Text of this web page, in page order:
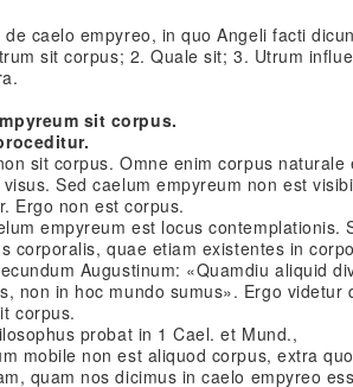
caelo empyreo, in quo Angeli facti
sit corpus; 2. Quale sit; 3. Utrum
sit corpus.
sit corpus. Omne enim corpus naturale
Sed caelum empyreum non est
Ergo non est corpus.
empyreum est locus contemplationis.
corporalis, quae etiam existentes in
Augustinum: «Quamdiu aliquid
non in hoc mundo sumus». Ergo videtur
corpus.
probat in 1 Cael. et Mund.,
mobile non est aliquod corpus, extra
quam nos dicimus in caelo empyreo